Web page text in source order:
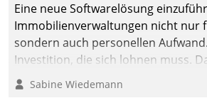
Eine neue Softwarelösung
Immobilienverwaltungen nicht nur
sondern auch personellen
Investition, die sich lohnen muss.
nachhaltige Optimierung der
dieses Ziel erreicht wird, sollten
Sabine Wiedemann